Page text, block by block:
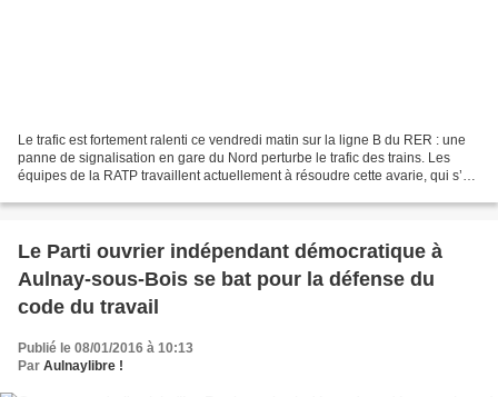
Le trafic est fortement ralenti ce vendredi matin sur la ligne B du RER : une
panne de signalisation en gare du Nord perturbe le trafic des trains. Les
équipes de la RATP travaillent actuellement à résoudre cette avarie, qui s’est
Le Parti ouvrier indépendant démocratique à
Aulnay-sous-Bois se bat pour la défense du
code du travail
Publié le 08/01/2016 à 10:13
Par Aulnaylibre !